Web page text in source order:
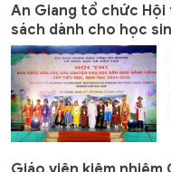
An Giang tổ chức
sách dành cho học